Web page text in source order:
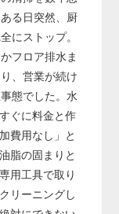
る日突然、厨
にストップ。
フロア排水ま
、営業が続け
態でした。水
ぐに料金と作
費用なし」と
脂の固まりと
用工具で取り
リーニングし